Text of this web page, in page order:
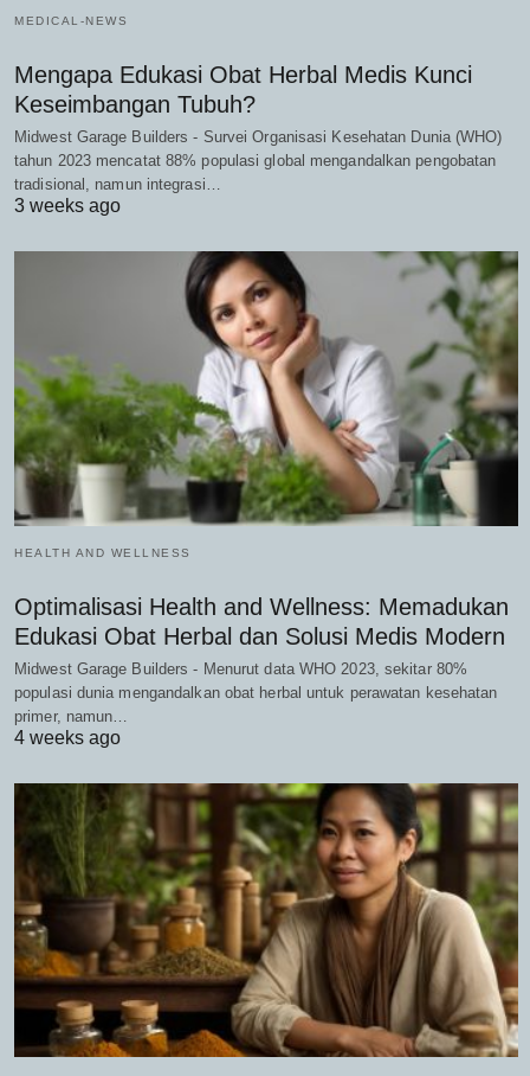
MEDICAL-NEWS
Mengapa Edukasi Obat Herbal Medis Kunci
Keseimbangan Tubuh?
Midwest Garage Builders - Survei Organisasi Kesehatan Dunia (WHO)
tahun 2023 mencatat 88% populasi global mengandalkan pengobatan
tradisional, namun integrasi…
3 weeks ago
HEALTH AND WELLNESS
Optimalisasi Health and Wellness: Memadukan
Edukasi Obat Herbal dan Solusi Medis Modern
Midwest Garage Builders - Menurut data WHO 2023, sekitar 80%
populasi dunia mengandalkan obat herbal untuk perawatan kesehatan
primer, namun…
4 weeks ago